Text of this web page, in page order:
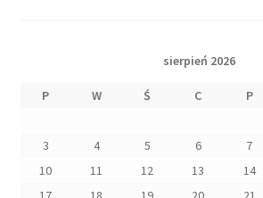
sierpień 2026
P W Ś C P
3
4 5 6 7
10
11 12 13 14